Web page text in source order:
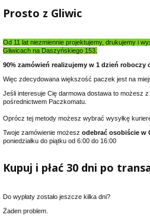
Prosto z Gliwic
Od 11 lat niezmiennie projektujemy, drukujemy i
Gliwicach na Daszyńskiego 153.
90% zamówień realizujemy w 1 dzień roboczy
Więc zdecydowana większość paczek jest na
Jeśli interesuje Cię darmowa dostawa to możesz
pośrednictwem Paczkomatu.
Oprócz tej metody możesz wybrać wysyłkę
Twoje zamówienie możesz odebrać osobiście w
poniedziałku do piątku od 6:00 do 16:00
Kupuj i płać 30 dni po
Do wypłaty zostało jeszcze kilka dni?
Żaden problem.